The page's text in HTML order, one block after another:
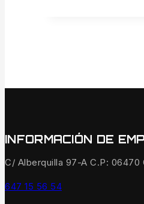
INFORMACIÓN DE
C/ Alberquilla 97-A C.P: 06470
647 15 56 54